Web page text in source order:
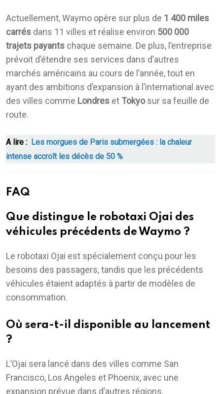
Actuellement, Waymo opère sur plus de 1 400 miles
carrés dans 11 villes et réalise environ 500 000
trajets payants chaque semaine. De plus, l’entreprise
prévoit d’étendre ses services dans d’autres
marchés américains au cours de l’année, tout en
ayant des ambitions d’expansion à l’international avec
des villes comme Londres et Tokyosur sa feuille de
route.
A lire : Les morgues de Paris submergées : la chaleur
intense accroît les décès de 50 %
FAQ
Que distingue le robotaxi Ojai des
véhicules précédents de Waymo ?
Le robotaxi Ojai est spécialement conçu pour les
besoins des passagers, tandis que les précédents
véhicules étaient adaptés à partir de modèles de
consommation.
Où sera-t-il disponible au lancement
?
L’Ojai sera lancé dans des villes comme San
Francisco, Los Angeles et Phoenix, avec une
expansion prévue dans d’autres régions.